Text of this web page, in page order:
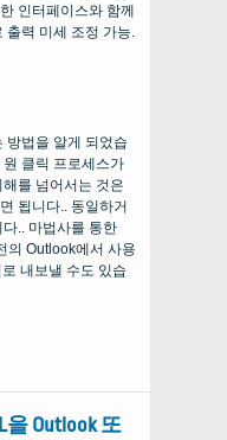
인터페이스와 함께
출력 미세 조정 가능.
방법을 알게 되었습
클릭 프로세스가
를 넘어서는 것은
됩니다.. 동일하거
.. 마법사를 통한
의 Outlook에서 사용
내보낼 수도 있습
을 Outlook 또